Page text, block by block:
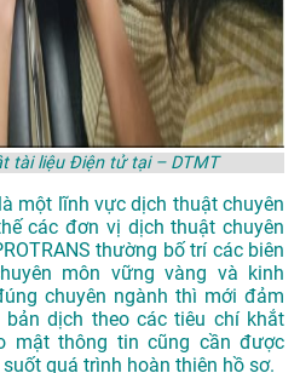
tài liệu Điện tử tại – DTMT
một lĩnh vực dịch thuật chuyên
các đơn vị dịch thuật chuyên
thường bố trí các biên
môn vững vàng và kinh
chuyên ngành thì mới đảm
dịch theo các tiêu chí khắt
mật thông tin cũng cần được
quá trình hoàn thiện hồ sơ.